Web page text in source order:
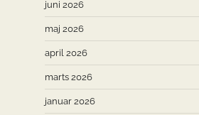
juni 2026
maj 2026
april 2026
marts 2026
januar 2026